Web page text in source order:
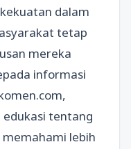
dalam
tetap
mereka
informasi
tentang
lebih